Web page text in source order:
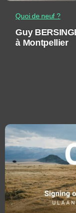
Quoi de neuf ?
Guy
à Montpellier